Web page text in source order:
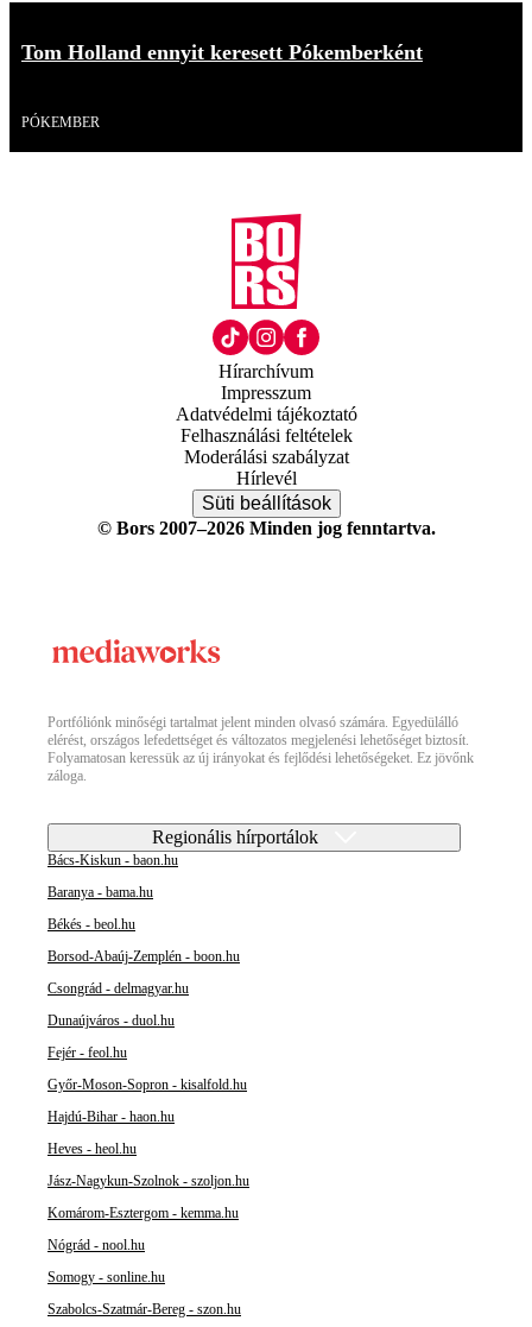
Tom Holland ennyit keresett Pókemberként
PÓKEMBER
Hírarchívum
Impresszum
Adatvédelmi tájékoztató
Felhasználási feltételek
Moderálási szabályzat
Hírlevél
Süti beállítások
© Bors 2007–2026 Minden jog fenntartva.
Portfóliónk minőségi tartalmat jelent minden olvasó számára. Egyedülálló
elérést, országos lefedettséget és változatos megjelenési lehetőséget biztosít.
Folyamatosan keressük az új irányokat és fejlődési lehetőségeket. Ez jövőnk
záloga.
Regionális hírportálok
Bács-Kiskun - baon.hu
Baranya - bama.hu
Békés - beol.hu
Borsod-Abaúj-Zemplén - boon.hu
Csongrád - delmagyar.hu
Dunaújváros - duol.hu
Fejér - feol.hu
Győr-Moson-Sopron - kisalfold.hu
Hajdú-Bihar - haon.hu
Heves - heol.hu
Jász-Nagykun-Szolnok - szoljon.hu
Komárom-Esztergom - kemma.hu
Nógrád - nool.hu
Somogy - sonline.hu
Szabolcs-Szatmár-Bereg - szon.hu